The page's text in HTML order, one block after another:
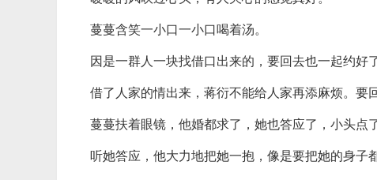
蔓蔓含笑一小口一小口喝着汤。
因是一群人一块找借口出来的，要回去也一起约好
借了人家的情出来，蒋衍不能给人家再添麻烦。要
蔓蔓扶着眼镜，他婚都求了，她也答应了，小头点
听她答应，他大力地把她一抱，像是要把她的身